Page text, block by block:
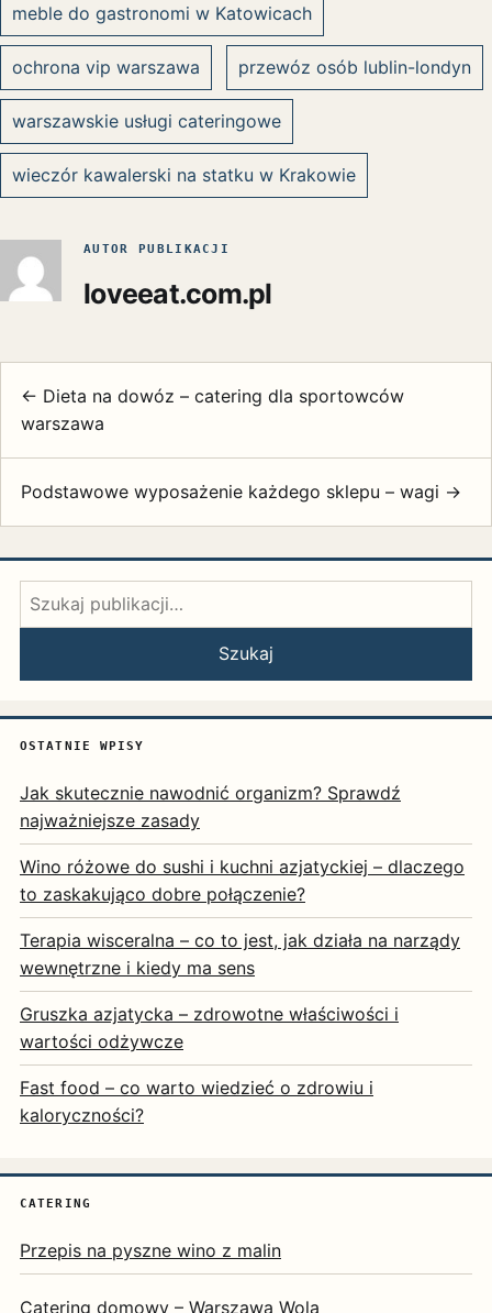
meble do gastronomi w Katowicach
ochrona vip warszawa przewóz osób lublin-londyn
warszawskie usługi cateringowe
wieczór kawalerski na statku w Krakowie
AUTOR PUBLIKACJI
loveeat.com.pl
← Dieta na dowóz – catering dla sportowców
warszawa
Podstawowe wyposażenie każdego sklepu – wagi →
Szukaj:
Szukaj
OSTATNIE WPISY
Jak skutecznie nawodnić organizm? Sprawdź
najważniejsze zasady
Wino różowe do sushi i kuchni azjatyckiej – dlaczego
to zaskakująco dobre połączenie?
Terapia wisceralna – co to jest, jak działa na narządy
wewnętrzne i kiedy ma sens
Gruszka azjatycka – zdrowotne właściwości i
wartości odżywcze
Fast food – co warto wiedzieć o zdrowiu i
kaloryczności?
CATERING
Przepis na pyszne wino z malin
Catering domowy – Warszawa Wola